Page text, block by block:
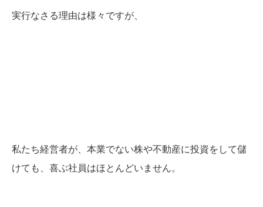
実行なさる理由は様々ですが、
私たち経営者が、本業でない株や不動産に投資をして儲
けても、喜ぶ社員はほとんどいません。